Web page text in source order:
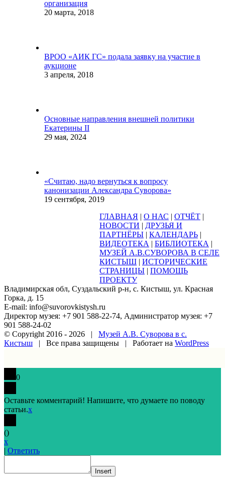
организация
20 марта, 2018
ВРОО «АИК ГС» подала заявку на участие в
аукционе
3 апреля, 2018
Основные направления внешней политики
Екатерины II
29 мая, 2024
«Считаю, надо вернуться к вопросу
канонизации Александра Суворова»
19 сентября, 2019
ГЛАВНАЯ | О НАС | ОТЧЁТ |
НОВОСТИ | ДРУЗЬЯ И
ПАРТНЁРЫ | КАЛЕНДАРЬ |
ВИДЕОТЕКА | БИБЛИОТЕКА |
МУЗЕЙ А.В.СУВОРОВА В СЕЛЕ
КИСТЫШ | ИСТОРИЧЕСКИЕ
СТРАНИЦЫ | ПОМОЩЬ
ПРОЕКТУ
Владимирская обл, Суздальский р-н, с. Кистыш, ул. Красная
Горка, д. 15
E-mail: info@suvorovkistysh.ru
Директор музея: +7 901 588-22-74, Администратор музея: +7
901 588-24-02
© Copyright 2016 - 2026 | Музей А.В. Суворова в с.
Кистыш | Все права защищены | Работает на WordPress
0
Оставьте комментарий! Напишите, что думаете по поводу
статьи.x
()
x
| Ответить
Insert